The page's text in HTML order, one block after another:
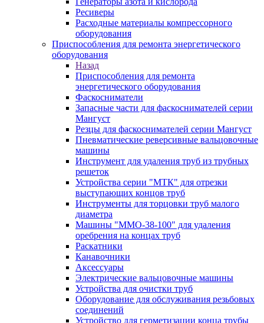
Ресиверы
Расходные материалы компрессорного
оборудования
Приспособления для ремонта энергетического
оборудования
Назад
Приспособления для ремонта
энергетического оборудования
Фаскосниматели
Запасные части для фаскоснимателей серии
Мангуст
Резцы для фаскоснимателей серии Мангуст
Пневматические реверсивные вальцовочные
машины
Инструмент для удаления труб из трубных
решеток
Устройства серии "МТК" для отрезки
выступающих концов труб
Инструменты для торцовки труб малого
диаметра
Машины "ММО-38-100" для удаления
оребрения на концах труб
Раскатники
Канавочники
Аксессуары
Электрические вальцовочные машины
Устройства для очистки труб
Оборудование для обслуживания резьбовых
соединений
Устройство для герметизации конца трубы